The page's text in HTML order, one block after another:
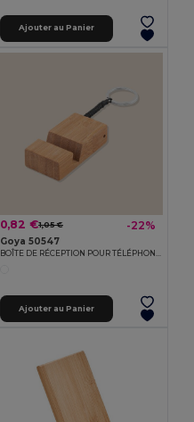
Ajouter au Panier
0,82 €1,05 € -22%
Goya 50547
BOÎTE DE RÉCEPTION POUR TÉLÉPHONE PORTABLE
Ajouter au Panier